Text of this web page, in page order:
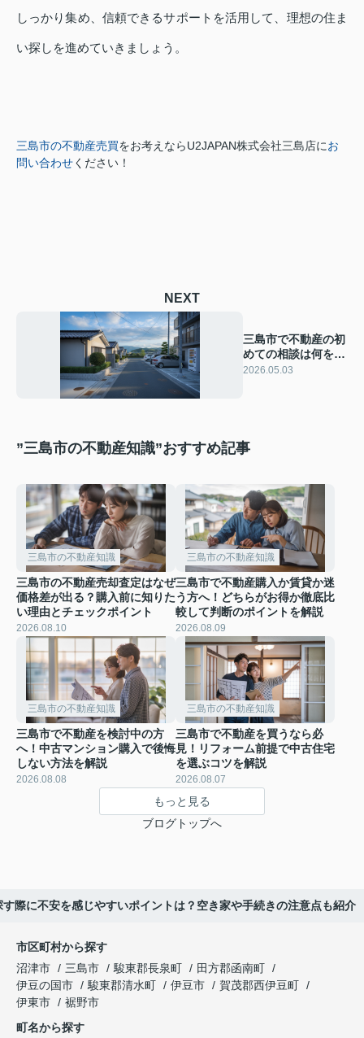
しっかり集め、信頼できるサポートを活用して、理想の住ま
い探しを進めていきましょう。
三島市の不動産売買をお考えならU2JAPAN株式会社三島店にお
問い合わせください！
NEXT
三島市で不動産の初
めての相談は何を聞
く？よくある疑問と
2026.05.03
”三島市の不動産知識”おすすめ記事
三島市の不動産知識
三島市の不動産売却査定はなぜ
価格差が出る？購入前に知りた
い理由とチェックポイント
2026.08.10
三島市の不動産知識
三島市で不動産購入か賃貸か迷
う方へ！どちらがお得か徹底比
較して判断のポイントを解説
2026.08.09
三島市の不動産知識
三島市で不動産を検討中の方
へ！中古マンション購入で後悔
しない方法を解説
2026.08.08
三島市の不動産知識
三島市で不動産を買うなら必
見！リフォーム前提で中古住宅
を選ぶコツを解説
2026.08.07
もっと見る
ブログトップへ
際に不安を感じやすいポイントは？空き家や手続きの注意点も紹介
市区町村から探す
沼津市
三島市 駿東郡長泉町
田方郡函南町
伊豆の国市
駿東郡清水町 伊豆市
賀茂郡西伊豆町
伊東市
裾野市
町名から探す